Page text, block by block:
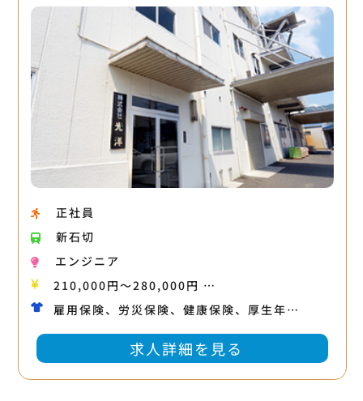
正社員
新石切
エンジニア
210,000円〜280,000円 …
雇用保険、労災保険、健康保険、厚生年…
求人詳細を見る